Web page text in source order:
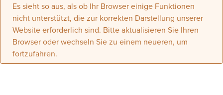
Es sieht so aus, als ob Ihr Browser einige Funktionen
nicht unterstützt, die zur korrekten Darstellung unserer
Website erforderlich sind. Bitte aktualisieren Sie Ihren
Browser oder wechseln Sie zu einem neueren, um
fortzufahren.